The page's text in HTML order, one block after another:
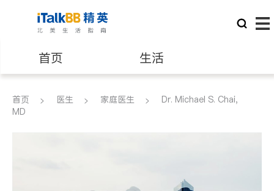
首页 生活
医生 律师
首页 医生 家庭医生
Dr. Michael S. Chai,
MD